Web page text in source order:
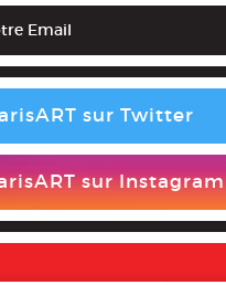
sur Twitter
sur Instagram